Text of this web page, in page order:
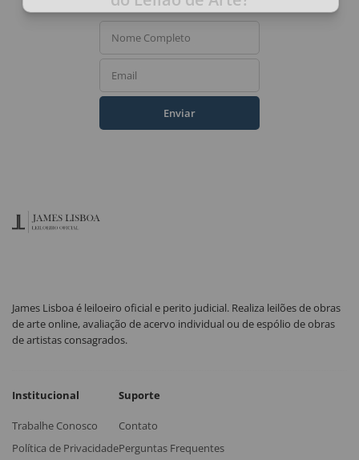
Nome Completo
Email
Enviar
James Lisboa é leiloeiro oficial e perito judicial. Realiza leilões de obras
de arte online, avaliação de acervo individual ou de espólio de obras
de artistas consagrados.
Institucional
Trabalhe Conosco
Política de Privacidade
Suporte
Contato
Perguntas Frequentes